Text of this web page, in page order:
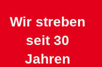
Wir streben
seit 30
Jahren